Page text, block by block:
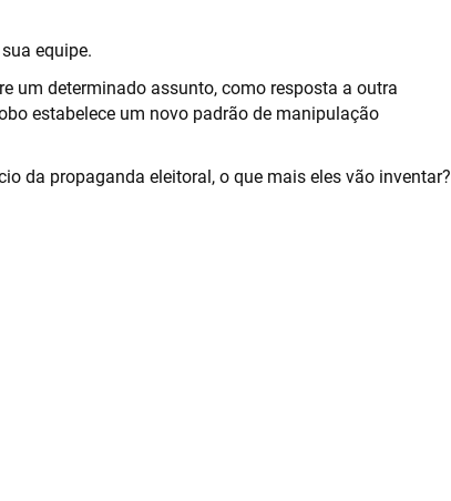
equipe.
um determinado assunto, como resposta a outra
estabelece um novo padrão de manipulação
da propaganda eleitoral, o que mais eles vão inventar?